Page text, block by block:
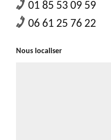
01 85 53 09 59
06 61 25 76 22
Nous localiser